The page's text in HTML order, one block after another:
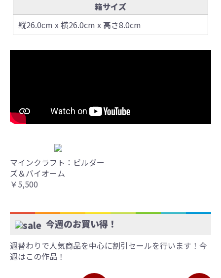
箱サイズ
縦26.0cm x 横26.0cm x 高さ8.0cm
マインクラフト：ビルダー
ズ＆バイオーム
￥5,500
今週のお買い得！
週替わりで人気商品を中心に割引セールを行います！今
週はこの作品！